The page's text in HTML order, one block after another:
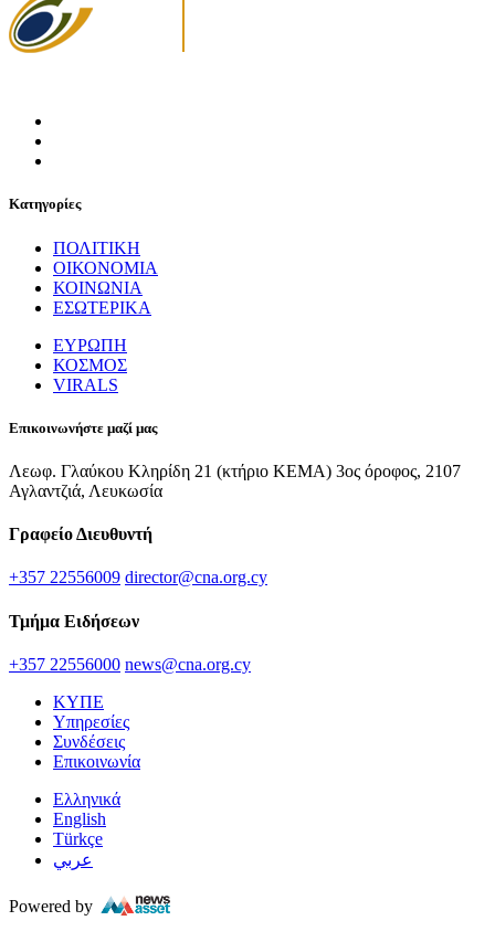
Κατηγορίες
ΠΟΛΙΤΙΚΗ
ΟΙΚΟΝΟΜΙΑ
ΚΟΙΝΩΝΙΑ
ΕΣΩΤΕΡΙΚΑ
ΕΥΡΩΠΗ
ΚΟΣΜΟΣ
VIRALS
Επικοινωνήστε μαζί μας
Λεωφ. Γλαύκου Κληρίδη 21 (κτήριο ΚΕΜΑ) 3ος όροφος, 2107
Αγλαντζιά, Λευκωσία
Γραφείο Διευθυντή
+357 22556009 director@cna.org.cy
Τμήμα Ειδήσεων
+357 22556000 news@cna.org.cy
ΚΥΠΕ
Υπηρεσίες
Συνδέσεις
Επικοινωνία
Ελληνικά
English
Türkçe
عربي
Powered by